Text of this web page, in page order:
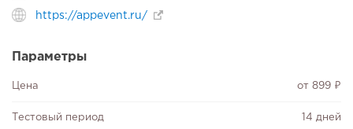
https://appevent.ru/
Параметры
Цена от 899 ₽
Тестовый период 14 дней